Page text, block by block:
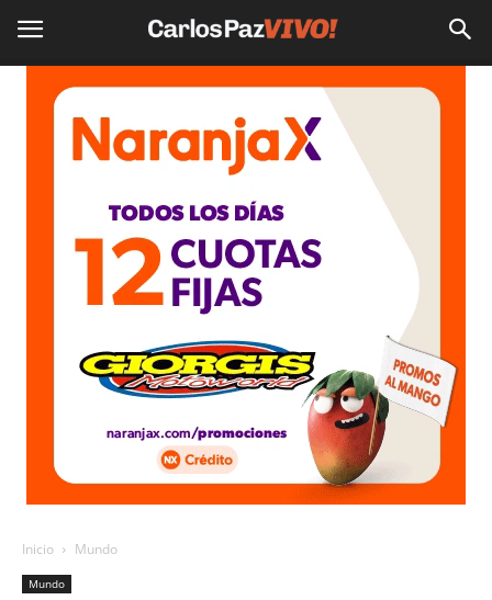
Inicio Mundo
Mundo